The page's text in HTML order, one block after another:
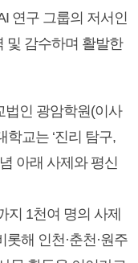
연구 그룹의 저서인
및 감수하며 활발한
법인 광암학원(이사
교는 ‘진리 탐구,
아래 사제와 평신
지 1천여 명의 사제
해 인천·춘천·원주